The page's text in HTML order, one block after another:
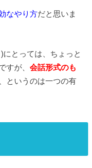
なやり方だと思いま
とっては、ちょっと
すが、会話形式のも
、というのは一つの有